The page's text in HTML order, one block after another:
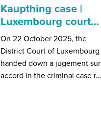
Kaupthing case |
Luxembourg court…
On 22 October 2025, the
District Court of Luxembourg
handed down a jugement sur
accord in the criminal case r…